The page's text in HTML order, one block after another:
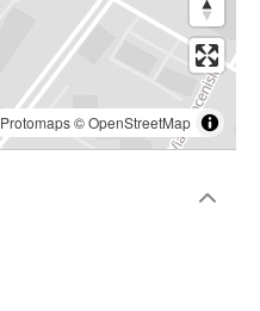
Protomaps©OpenStreetMap